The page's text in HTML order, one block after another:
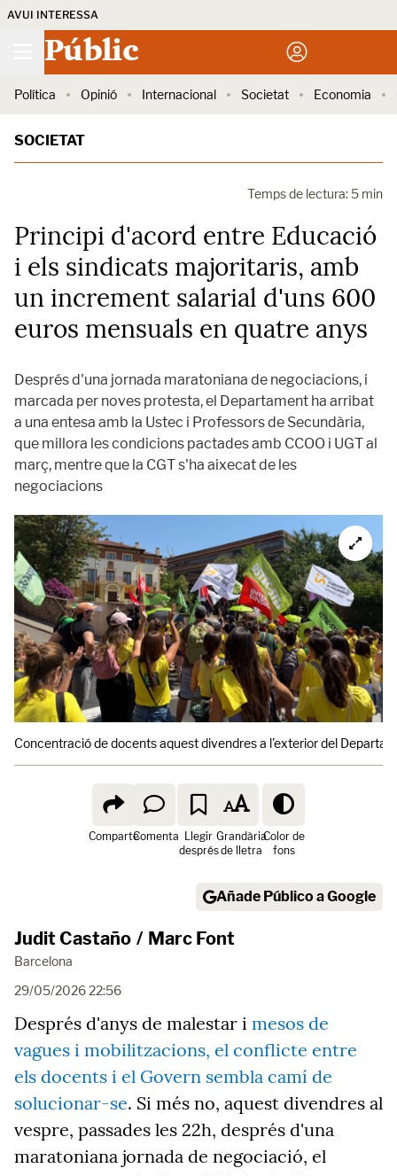
AVUI INTERESSA
Públic
Política Opinió Internacional Societat Economia
SOCIETAT
Temps de lectura: 5 min
Principi d'acord entre Educació
i els sindicats majoritaris, amb
un increment salarial d'uns 600
euros mensuals en quatre anys
Després d'una jornada maratoniana de negociacions, i
marcada per noves protesta, el Departament ha arribat
a una entesa amb la Ustec i Professors de Secundària,
que millora les condicions pactades amb CCOO i UGT al
març, mentre que la CGT s'ha aixecat de les
negociacions
Concentració de docents aquest divendres a l'exterior del
ComparteComenta Llegir
després
Grandària
de lletra
Color de
fons
Añade Público a Google
Judit Castaño / Marc Font
Barcelona
29/05/2026 22:56
Després d'anys de malestar i mesos de
vagues i mobilitzacions, el conflicte entre
els docents i el Govern sembla camí de
solucionar-se. Si més no, aquest divendres al
vespre, passades les 22h, després d'una
maratoniana jornada de negociació, el